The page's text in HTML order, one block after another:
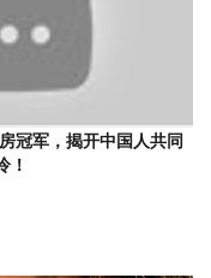
冠军，揭开中国人共同
！